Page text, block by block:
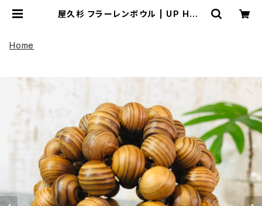
屋久杉 フラーレンボウル | UP HAD
Home